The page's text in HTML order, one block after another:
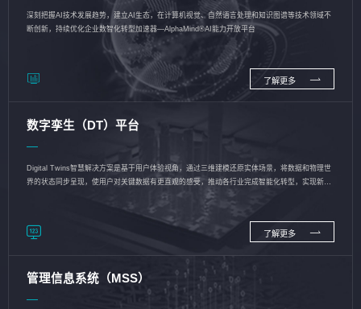
深刻把握AI技术发展趋势，建立AI生态，在计算机视觉、自然语言处理和知识图谱等技术领域不
断创新，持续优化企业数智化转型加速器—AlphaMind®AI能力开放平台
了解更多
数字孪生（DT）平台
Digital Twins智慧解决方案是基于用户体验视角，通过三维建模还原实体场景，将数据和物理世
界的状态同步呈现，使用户对关键数据有更直观的感受，推动各行业完成智能化转型，实现新旧
了解更多
管理信息系统（MSS）